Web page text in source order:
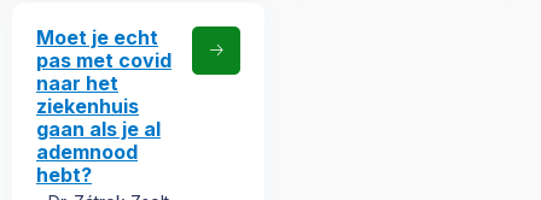
Moet je echt
pas met covid
naar het
ziekenhuis
gaan als je al
ademnood
hebt?